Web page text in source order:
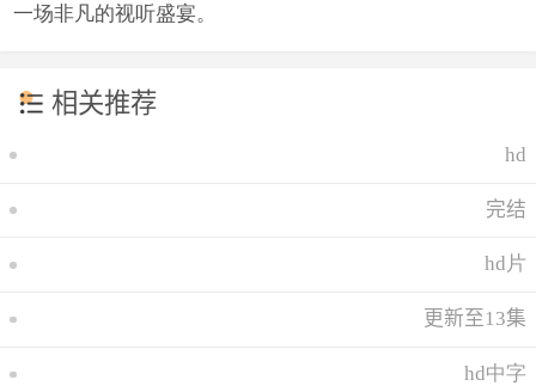
一场非凡的视听盛宴。
相关推荐
hd
完结
hd片
更新至13集
hd中字